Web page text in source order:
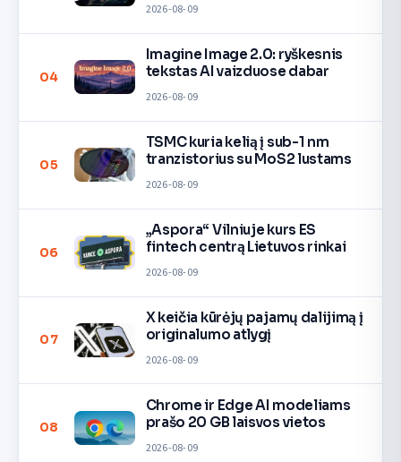
2026-08-09
04
Imagine Image 2.0: ryškesnis
tekstas AI vaizduose dabar
2026-08-09
05
TSMC kuria kelią į sub-1 nm
tranzistorius su MoS2 lustams
2026-08-09
06
„Aspora“ Vilniuje kurs ES
fintech centrą Lietuvos rinkai
2026-08-09
07
X keičia kūrėjų pajamų dalijimą į
originalumo atlygį
2026-08-09
08
Chrome ir Edge AI modeliams
prašo 20 GB laisvos vietos
2026-08-09